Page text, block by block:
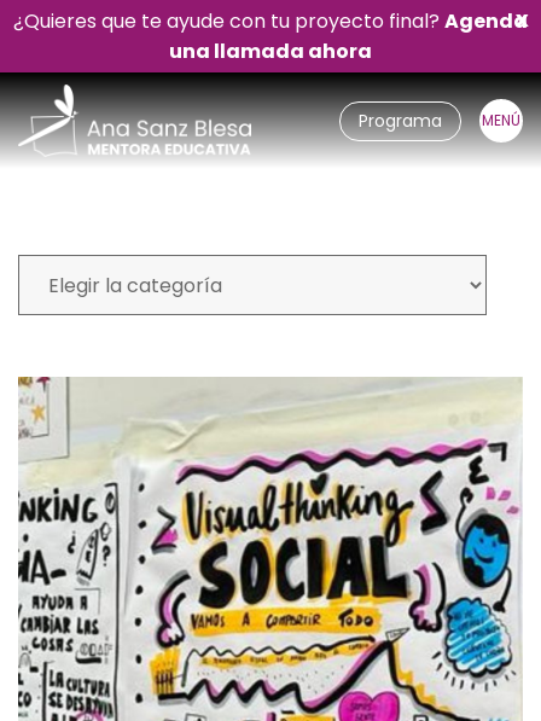
X
¿Quieres que te ayude con tu proyecto final? Agenda
una llamada ahora
Programa